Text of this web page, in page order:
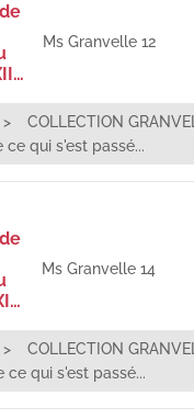
Ms Granvelle 12
COLLECTION
ce qui s'est passé...
Ms Granvelle 14
COLLECTION
ce qui s'est passé...